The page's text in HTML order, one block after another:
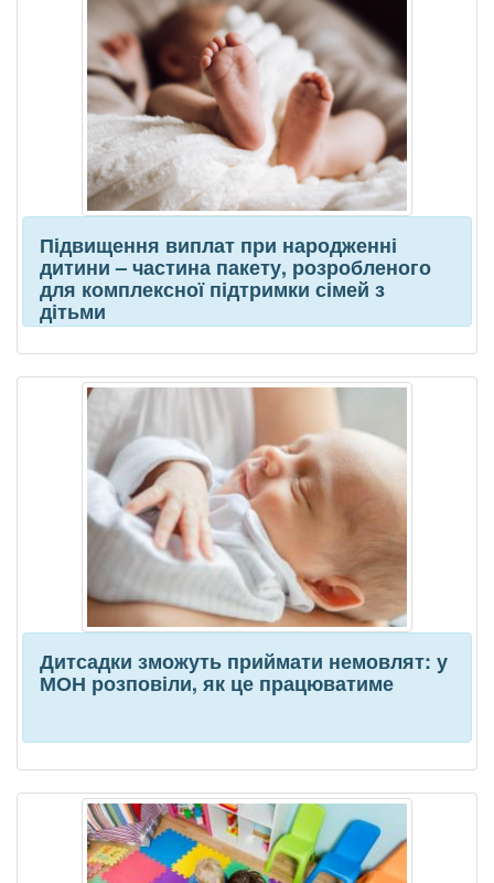
Підвищення виплат при народженні
дитини – частина пакету, розробленого
для комплексної підтримки сімей з
дітьми
Дитсадки зможуть приймати немовлят: у
МОН розповіли, як це працюватиме